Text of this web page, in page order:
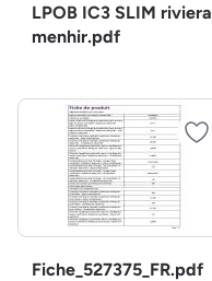
LPOB IC3 SLIM riviera
menhir.pdf
Fiche_527375_FR.pdf